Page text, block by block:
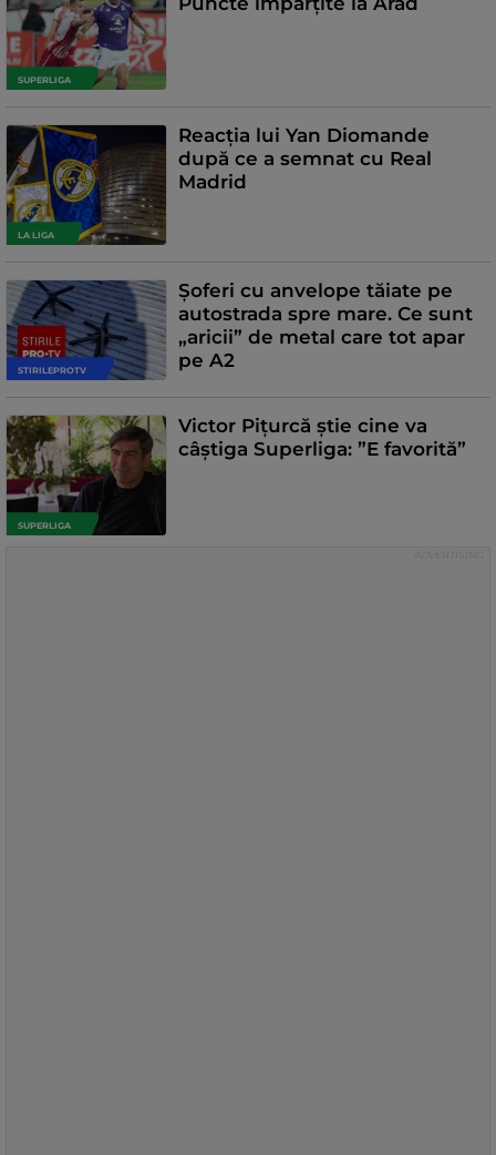
SUPERLIGA
LA LIGA
Reacția lui Yan Diomande
după ce a semnat cu Real
Madrid
STIRILEPROTV
Șoferi cu anvelope tăiate pe
autostrada spre mare. Ce sunt
„aricii” de metal care tot apar
pe A2
SUPERLIGA
Victor Pițurcă știe cine va
câștiga Superliga: ”E favorită”